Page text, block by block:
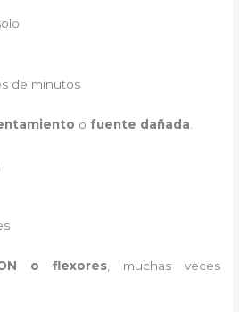
de minutos
o fuente dañada
o flexores, muchas veces